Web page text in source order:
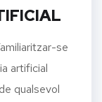
se
artificial
qualsevol